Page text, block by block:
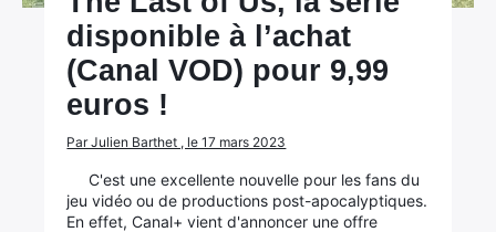
disponible à l’achat
(Canal VOD) pour 9,99
euros !
Par Julien Barthet , le 17 mars 2023
C'est une excellente nouvelle pour les fans du
jeu vidéo ou de productions post-apocalyptiques.
En effet, Canal+ vient d'annoncer une offre